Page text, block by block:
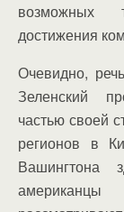
возможных
достижения
Очевидно,
Зеленский
частью своей
регионов в
Вашингтона